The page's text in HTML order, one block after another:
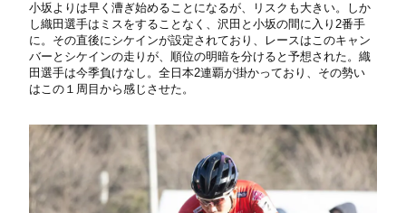
小坂よりは早く漕ぎ始めることになるが、リスクも大きい。しか
し織田選手はミスをすることなく、沢田と小坂の間に入り2番手
に。その直後にシケインが設定されており、レースはこのキャン
バーとシケインの走りが、順位の明暗を分けると予想された。織
田選手は今季負けなし。全日本2連覇が掛かっており、その勢い
はこの１周目から感じさせた。